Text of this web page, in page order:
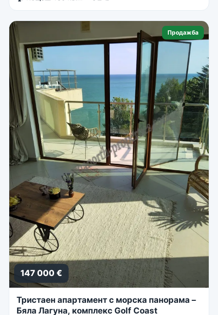
Продажба
147 000 €
Тристаен апартамент с морска панорама –
Бяла Лагуна, комплекс Golf Coast